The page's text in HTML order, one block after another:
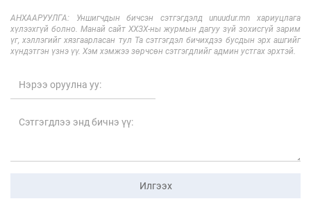
АНХААРУУЛГА: Уншигчдын бичсэн сэтгэгдэлд unuudur.mn хариуцлага
хүлээхгүй болно. Манай сайт ХХЗХ-ны журмын дагуу зүй зохисгүй зарим
үг, хэллэгийг хязгаарласан тул Та сэтгэгдэл бичихдээ бусдын эрх ашгийг
хүндэтгэн үзнэ үү. Хэм хэмжээ зөрчсөн сэтгэгдлийг админ устгах эрхтэй.
Илгээх